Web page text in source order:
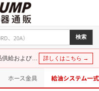
検索
中東情勢の影響による商品供給および価格に関するお知らせ 詳しくはこちら →
ホース金具 給油システム一式